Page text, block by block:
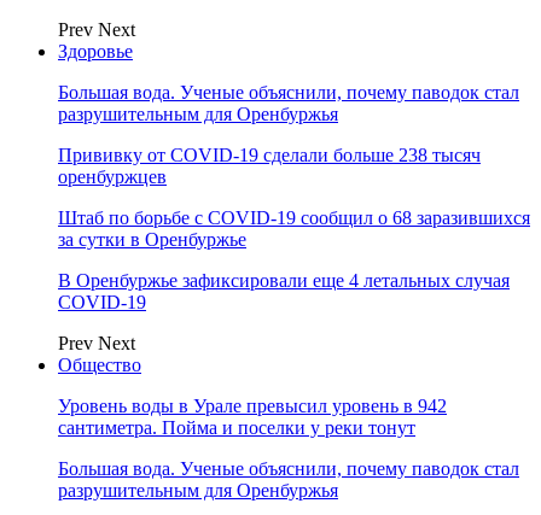
Prev Next
Здоровье
Большая вода. Ученые объяснили, почему паводок стал
разрушительным для Оренбуржья
Прививку от COVID-19 сделали больше 238 тысяч
оренбуржцев
Штаб по борьбе с СOVID-19 сообщил о 68 заразившихся
за сутки в Оренбуржье
В Оренбуржье зафиксировали еще 4 летальных случая
COVID-19
Prev Next
Общество
Уровень воды в Урале превысил уровень в 942
сантиметра. Пойма и поселки у реки тонут
Большая вода. Ученые объяснили, почему паводок стал
разрушительным для Оренбуржья